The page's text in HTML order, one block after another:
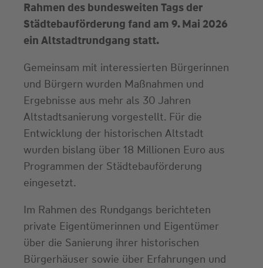
Rahmen des bundesweiten Tags der
Städtebauförderung fand am 9. Mai 2026
ein Altstadtrundgang statt.
Gemeinsam mit interessierten Bürgerinnen
und Bürgern wurden Maßnahmen und
Ergebnisse aus mehr als 30 Jahren
Altstadtsanierung vorgestellt. Für die
Entwicklung der historischen Altstadt
wurden bislang über 18 Millionen Euro aus
Programmen der Städtebauförderung
eingesetzt.
Im Rahmen des Rundgangs berichteten
private Eigentümerinnen und Eigentümer
über die Sanierung ihrer historischen
Bürgerhäuser sowie über Erfahrungen und